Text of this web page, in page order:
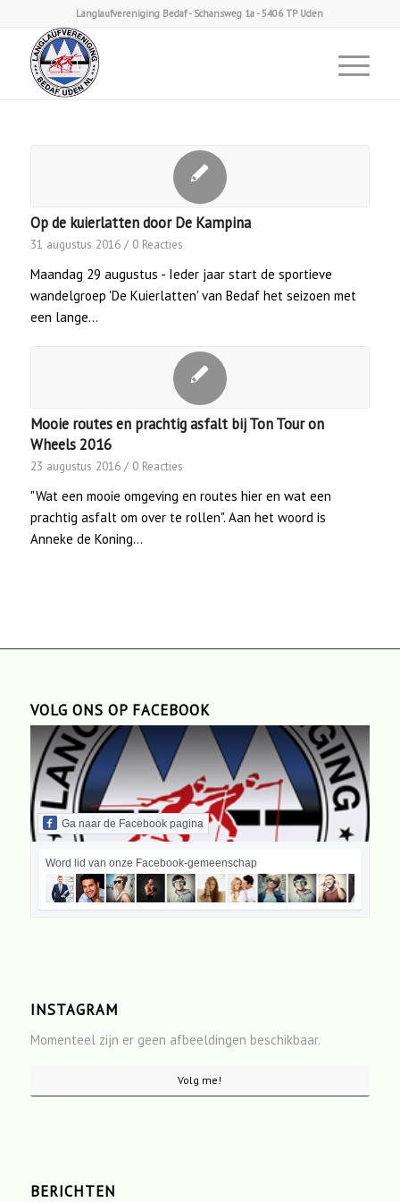
Langlaufvereniging Bedaf - Schansweg 1a - 5406 TP Uden
Op de kuierlatten door De Kampina
31 augustus 2016 / 0 Reacties
Maandag 29 augustus - Ieder jaar start de sportieve
wandelgroep 'De Kuierlatten' van Bedaf het seizoen met
een lange…
Mooie routes en prachtig asfalt bij Ton Tour on
Wheels 2016
23 augustus 2016 / 0 Reacties
"Wat een mooie omgeving en routes hier en wat een
prachtig asfalt om over te rollen". Aan het woord is
Anneke de Koning…
VOLG ONS OP FACEBOOK
Ga naar de Facebook pagina
Word lid van onze Facebook-gemeenschap
INSTAGRAM
Momenteel zijn er geen afbeeldingen beschikbaar.
Volg me!
BERICHTEN